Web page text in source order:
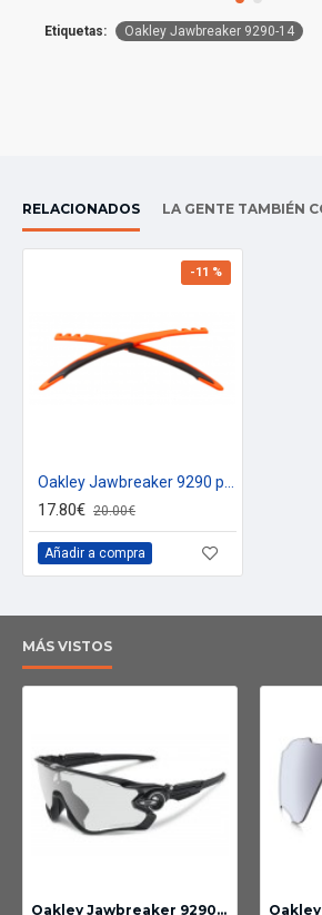
Etiquetas: Oakley Jawbreaker 9290-14
RELACIONADOS LA GENTE TAMBIÉN
-11 %
17.80€ 20.00€
Añadir a compra
MÁS VISTOS
Oakley Jawbreaker 9290-14